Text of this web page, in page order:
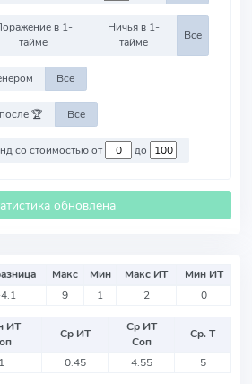
в 1-
тайме
Ничья в 1-
тайме
Все
Все
🏆 Все
Против команд со стоимостью от до
обновлена
Макс Мин Макс ИТ
Мин ИТ
9 1 2 0
ИТ
Ср ИТ
Ср ИТ
Соп
Ср. Т
1 0.45 4.55 5